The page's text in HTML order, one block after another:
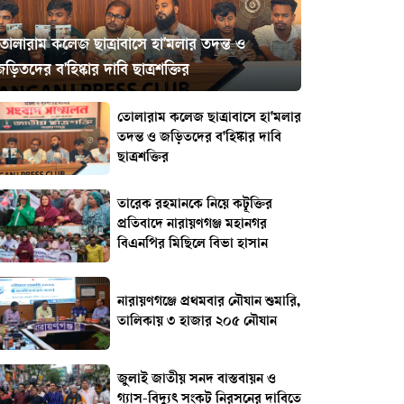
কলেজ ছাত্রাবাসে হা'মলার তদন্ত ও
ব'হিষ্কার দাবি ছাত্রশক্তির
তোলারাম কলেজ ছাত্রাবাসে হা'মলার
তদন্ত ও জড়িতদের ব'হিষ্কার দাবি
ছাত্রশক্তির
তারেক রহমানকে নিয়ে কটূক্তির
প্রতিবাদে নারায়ণগঞ্জ মহানগর
বিএনপির মিছিলে বিভা হাসান
নারায়ণগঞ্জে প্রথমবার নৌযান শুমারি,
তালিকায় ৩ হাজার ২০৫ নৌযান
জুলাই জাতীয় সনদ বাস্তবায়ন ও
গ্যাস-বিদ্যুৎ সংকট নিরসনের দাবিতে